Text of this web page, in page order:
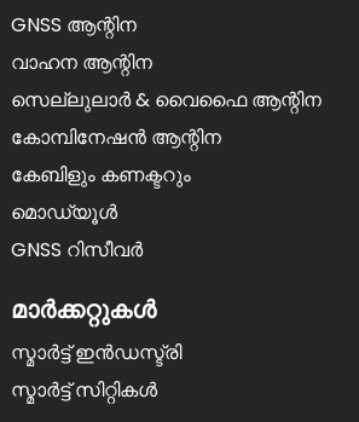
GNSS ആന്റിന
വാഹന ആന്റിന
സെല്ലുലാർ & വൈഫൈ ആന്റിന
കോമ്പിനേഷൻ ആന്റിന
കേബിളും കണക്ടറും
മൊഡ്യൂൾ
GNSS റിസീവർ
മാർക്കറ്റുകൾ
സ്മാർട്ട് ഇൻഡസ്ട്രി
സ്മാർട്ട് സിറ്റികൾ